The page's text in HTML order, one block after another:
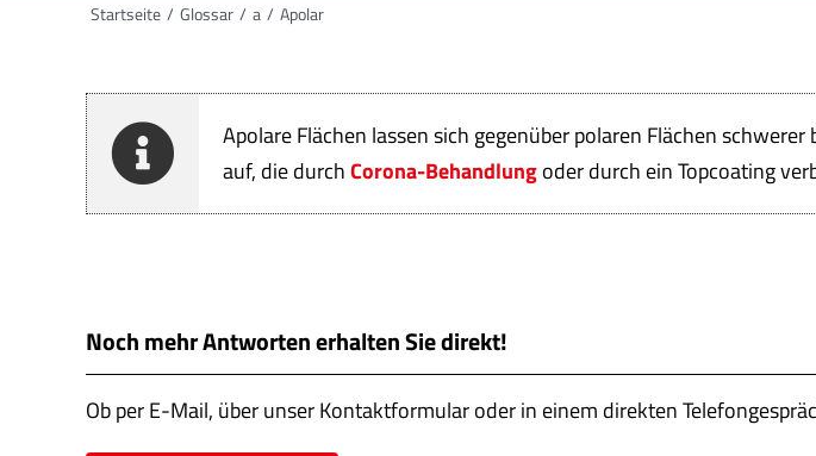
Startseite Glossar a Apolar
Apolare Flächen lassen sich gegenüber polaren Flächen
auf, die durchCorona-Behandlungoder durch ein Topcoating
Noch mehr Antworten erhalten Sie direkt!
Ob per E-Mail, über unser Kontaktformular oder in einem direkten